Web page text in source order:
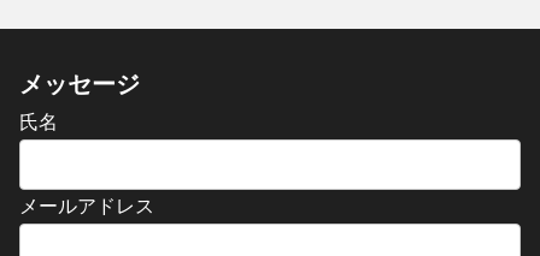
メッセージ
氏名
メールアドレス